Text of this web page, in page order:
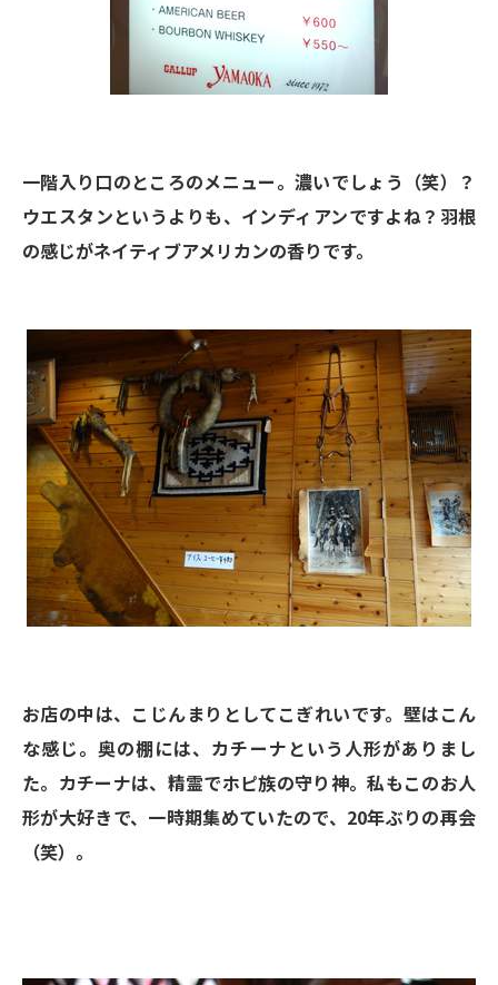
一階入り口のところのメニュー。濃いでしょう（笑）？
ウエスタンというよりも、インディアンですよね？羽根
の感じがネイティブアメリカンの香りです。
お店の中は、こじんまりとしてこぎれいです。壁はこん
な感じ。奥の棚には、カチーナという人形がありまし
た。カチーナは、精霊でホピ族の守り神。私もこのお人
形が大好きで、一時期集めていたので、20年ぶりの再会
（笑）。